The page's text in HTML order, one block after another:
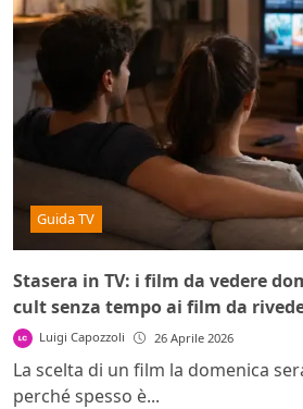
Guida TV
Stasera in TV: i film da vedere
cult senza tempo ai film da
Luigi Capozzoli 26 Aprile 2026
La scelta di un film la domenica
perché spesso è...